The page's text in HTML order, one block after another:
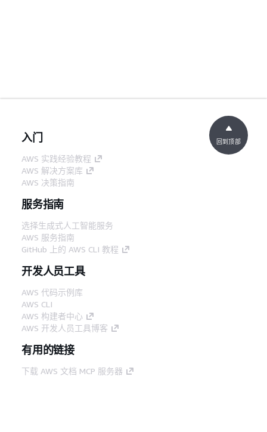
入门
AWS 实践经验教程
AWS 解决方案库
AWS 决策指南
服务指南
选择生成式人工智能服务
AWS 服务指南
GitHub 上的 AWS CLI 教程
开发人员工具
AWS 代码示例库
AWS CLI
AWS 构建者中心
AWS 开发人员工具博客
有用的链接
下载 AWS 文档 MCP 服务器
回到顶部